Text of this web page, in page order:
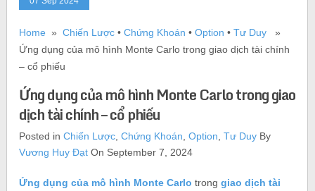
Home »Chiến Lược •Chứng Khoán •Option •Tư Duy »
Ứng dụng của mô hình Monte Carlo trong giao dịch tài chính
– cổ phiếu
Ứng dụng của mô hình Monte Carlo trong giao
dịch tài chính – cổ phiếu
Posted inChiến Lược ,Chứng Khoán ,Option ,Tư Duy By
Vương Huy Đạt On September 7, 2024
Ứng dụng của mô hình Monte Carlo tronggiao dịch tài